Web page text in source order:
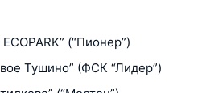
(“Пионер”)
Тушино” (ФСК “Лидер”)